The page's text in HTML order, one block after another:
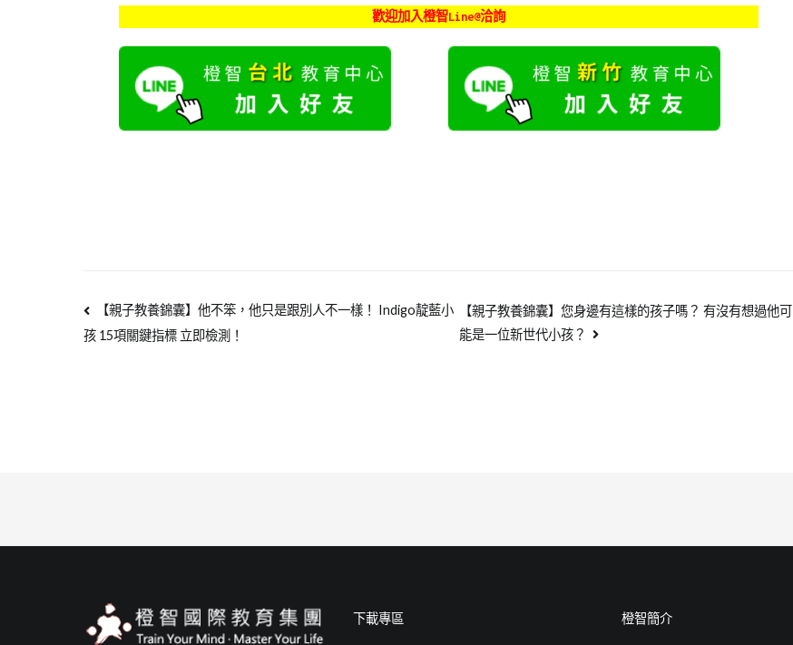
歡迎加入橙智Line@洽詢
【親子教養錦囊】他不笨，他只是跟別人不一樣！ Indigo靛藍小
孩 15項關鍵指標 立即檢測！
【親子教養錦囊】您身邊有這樣的孩子嗎？ 有沒有想過他可
能是一位新世代小孩？
下載專區 橙智簡介